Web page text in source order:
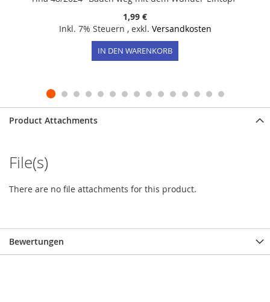
1,99 €
Inkl. 7% Steuern , exkl. Versandkosten
IN DEN WARENKORB
Product Attachments
File(s)
There are no file attachments for this product.
Bewertungen